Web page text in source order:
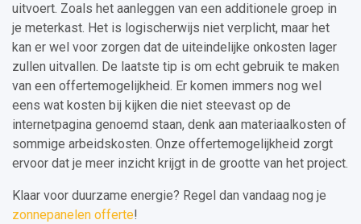
uitvoert. Zoals het aanleggen van een additionele groep in
je meterkast. Het is logischerwijs niet verplicht, maar het
kan er wel voor zorgen dat de uiteindelijke onkosten lager
zullen uitvallen. De laatste tip is om echt gebruik te maken
van een offertemogelijkheid. Er komen immers nog wel
eens wat kosten bij kijken die niet steevast op de
internetpagina genoemd staan, denk aan materiaalkosten of
sommige arbeidskosten. Onze offertemogelijkheid zorgt
ervoor dat je meer inzicht krijgt in de grootte van het project.
Klaar voor duurzame energie? Regel dan vandaag nog je
zonnepanelen offerte!